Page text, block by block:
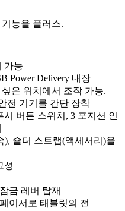
능을 플러스.
가능
Power Delivery 내장
은 위치에서 조작 가능.
전 기기를 간단 장착
버튼 스위치, 3 포지션 인
), 숄더 스트랩(액세서리)을
성
금 레버 탑재
이서로 태블릿의 전